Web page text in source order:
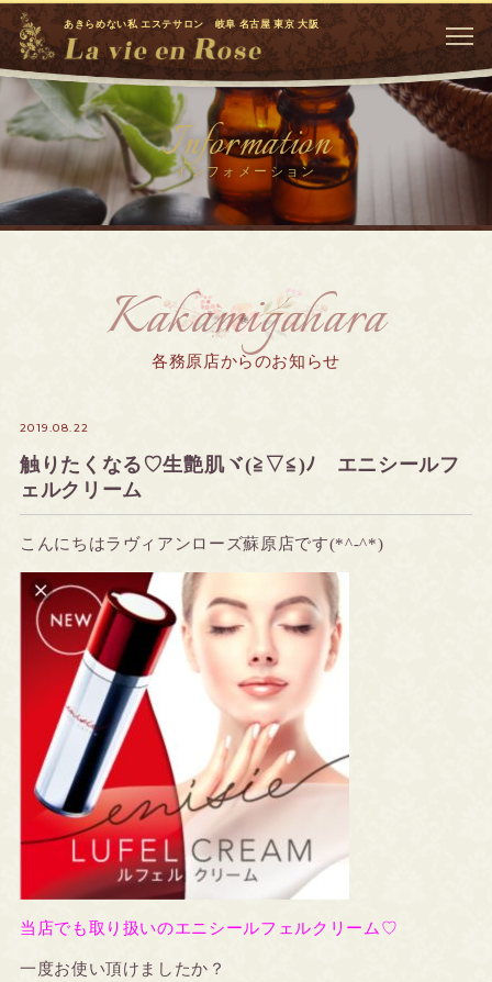
あきらめない私 エステサロン 岐阜 名古屋 東京 大阪
Information
インフォメーション
Kakamigahara
各務原店からのお知らせ
2019.08.22
触りたくなる♡生艶肌ヾ(≧▽≦)ﾉ エニシールフ
ェルクリーム
こんにちはラヴィアンローズ蘇原店です(*^-^*)
当店でも取り扱いのエニシールフェルクリーム♡
一度お使い頂けましたか？